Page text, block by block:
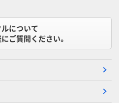
について
ご質問ください。